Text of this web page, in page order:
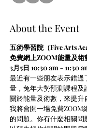
About the Event
五術學習院（Five Arts
免費網上ZOOM能量及
3月5日 10:30 am - 11:30
最近有一些朋友表示錯過
量，兔年大勢預測課程及
關於能量及術數，來提升
我將會開一場免費ZOOM
的問題。你有什麼相關